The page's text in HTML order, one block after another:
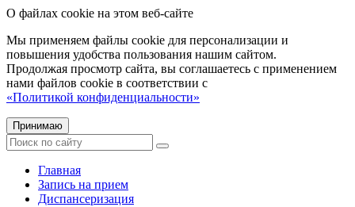
О файлах cookie на этом веб-сайте
Мы применяем файлы cookie для персонализации и
повышения удобства пользования нашим сайтом.
Продолжая просмотр сайта, вы соглашаетесь с применением
нами файлов cookie в соответствии с
«Политикой конфиденциальности»
Принимаю
Главная
Запись на прием
Диспансеризация